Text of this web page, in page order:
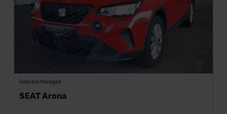
Gebrauchtwagen
SEAT Arona